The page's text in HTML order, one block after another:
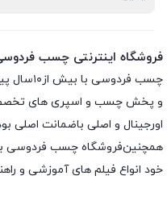
فروشگاه اینترنتی چسب
چسب
و پخش چسب و اسپری های
اورجینال و اصلی باضمانت اصلی
همچنین‌فروشگاه چسب فردوسی با
خود انواع فیلم های آموزشی و